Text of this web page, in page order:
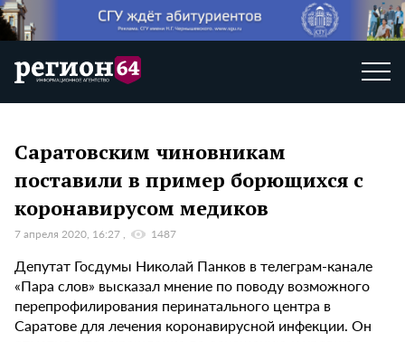
Саратовским чиновникам
поставили в пример борющихся с
коронавирусом медиков
7 апреля 2020, 16:27 1487
Депутат Госдумы Николай Панков в телеграм-канале
«Пара слов» высказал мнение по поводу возможного
перепрофилирования перинатального центра в
Саратове для лечения коронавирусной инфекции. Он